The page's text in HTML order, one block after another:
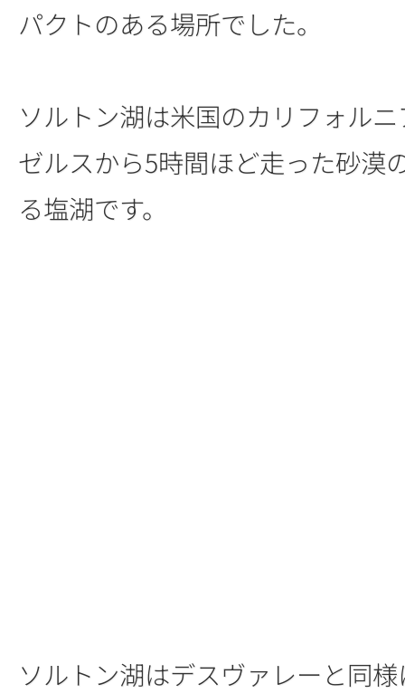
パクトのある場所でした。
ソルトン湖は米国のカリフォル
ゼルスから5時間ほど走った砂漠
る塩湖です。
ソルトン湖はデスヴァレーと同